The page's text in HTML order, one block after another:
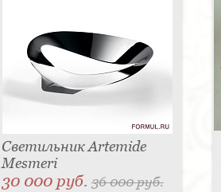
Светильник Artemide
Mesmeri
30 000 руб. 36 000 руб.